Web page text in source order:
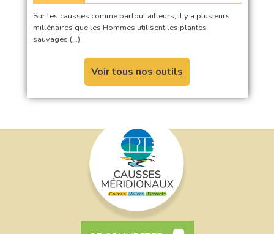
Sur les causses comme partout ailleurs, il y a plusieurs
millénaires que les Hommes utilisent les plantes
sauvages (…)
Voir tous nos outils